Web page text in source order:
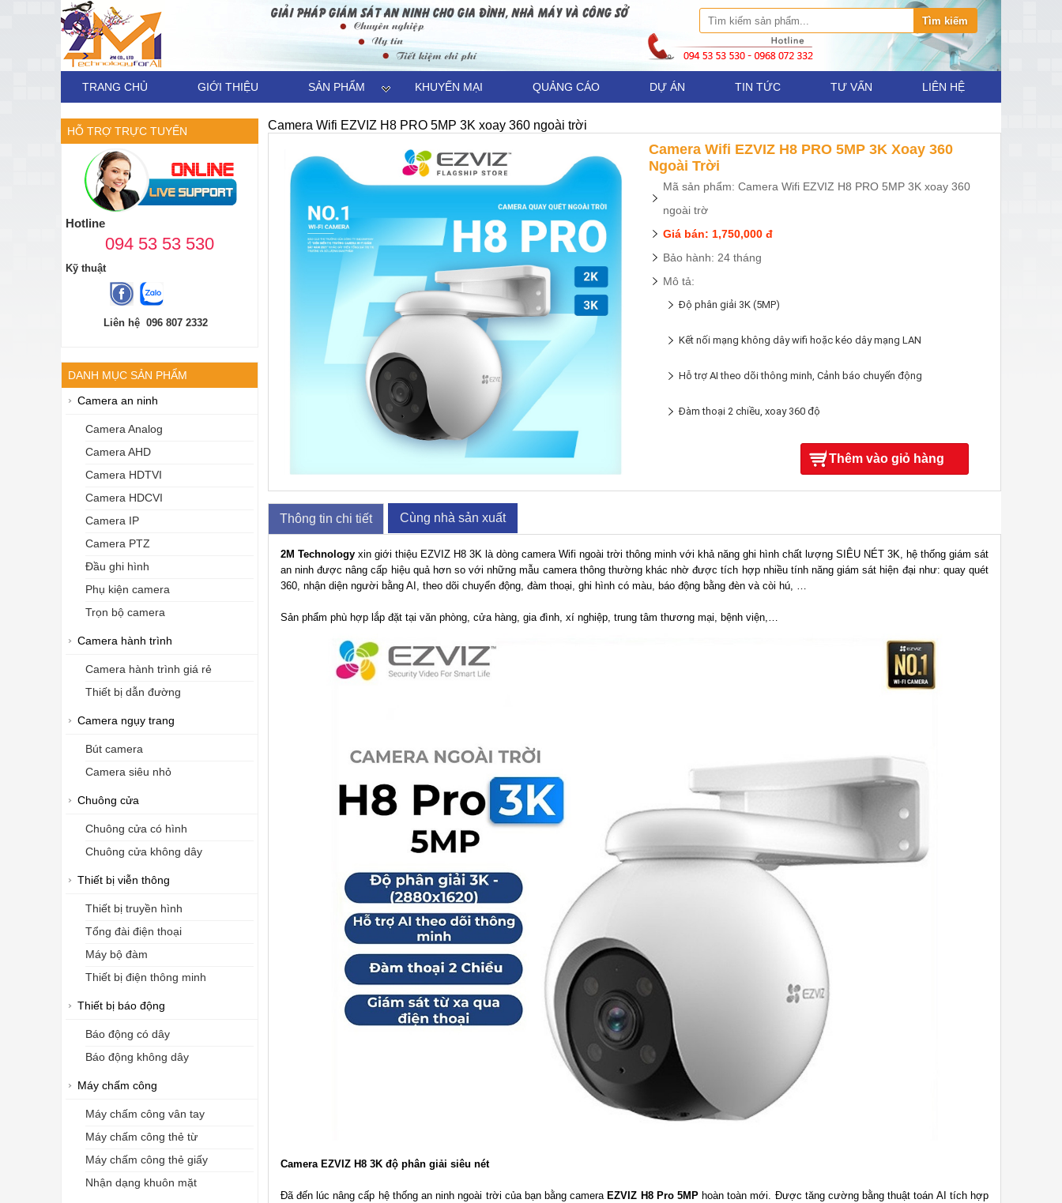
TRANG CHỦ GIỚI THIỆU SẢN PHẨM KHUYẾN MẠI QUẢNG CÁO DỰ ÁN TIN TỨC TƯ VẤN LIÊN HỆ
HỖ TRỢ TRỰC TUYẾN
Hotline
094 53 53 530
Kỹ thuật
Liên hệ 096 807 2332
DANH MỤC SẢN PHẨM
Camera an ninh
Camera Analog
Camera AHD
Camera HDTVI
Camera HDCVI
Camera IP
Camera PTZ
Đầu ghi hình
Phụ kiện camera
Trọn bộ camera
Camera hành trình
Camera hành trình giá rẻ
Thiết bị dẫn đường
Camera ngụy trang
Bút camera
Camera siêu nhỏ
Chuông cửa
Chuông cửa có hình
Chuông cửa không dây
Thiết bị viễn thông
Thiết bị truyền hình
Tổng đài điện thoại
Máy bộ đàm
Thiết bị điện thông minh
Thiết bị báo động
Báo động có dây
Báo động không dây
Máy chấm công
Máy chấm công vân tay
Máy chấm công thẻ từ
Máy chấm công thẻ giấy
Nhận dạng khuôn mặt
Camera Wifi EZVIZ H8 PRO 5MP 3K xoay 360 ngoài trời
Camera Wifi EZVIZ H8 PRO 5MP 3K Xoay 360
Ngoài Trời
Mã sản phẩm: Camera Wifi EZVIZ H8 PRO 5MP 3K xoay 360
ngoài trờ
Giá bán: 1,750,000 đ
Bảo hành: 24 tháng
Mô tả:
Độ phân giải 3K (5MP)
Kết nối mạng không dây wifi hoặc kéo dây mạng LAN
Hỗ trợ AI theo dõi thông minh, Cảnh báo chuyển động
Đàm thoại 2 chiều, xoay 360 độ
Thêm vào giỏ hàng
Thông tin chi tiết Cùng nhà sản xuất
2M Technologyxin giới thiệu EZVIZ H8 3K là dòng camera Wifi ngoài trời thông minh với khả năng ghi hình chất lượng SIÊU NÉT 3K, hệ thống giám sát
an ninh được nâng cấp hiệu quả hơn so với những mẫu camera thông thường khác nhờ được tích hợp nhiều tính năng giám sát hiện đại như: quay quét
360, nhận diện người bằng AI, theo dõi chuyển động, đàm thoại, ghi hình có màu, báo động bằng đèn và còi hú, …
Sản phẩm phù hợp lắp đặt tại văn phòng, cửa hàng, gia đình, xí nghiệp, trung tâm thương mại, bệnh viện,…
Camera EZVIZ H8 3K độ phân giải siêu nét
Đã đến lúc nâng cấp hệ thống an ninh ngoài trời của bạn bằng camera EZVIZ H8 Pro 5MPhoàn toàn mới. Được tăng cường bằng thuật toán AI tích hợp